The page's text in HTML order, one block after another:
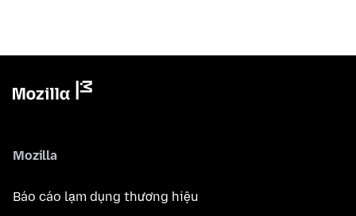
Mozilla
Báo cáo lạm dụng thương hiệu